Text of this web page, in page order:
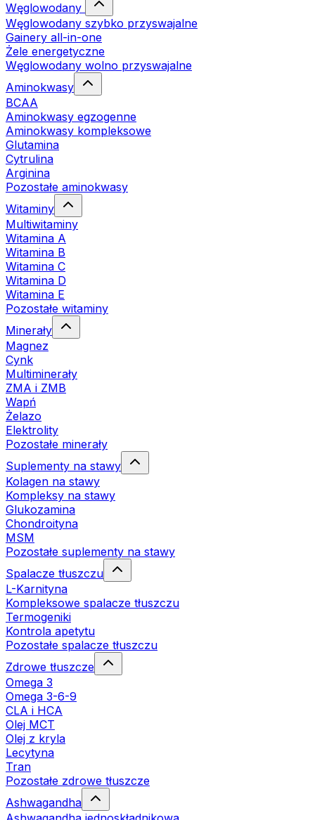
Węglowodany
Węglowodany szybko przyswajalne
Gainery all-in-one
Żele energetyczne
Węglowodany wolno przyswajalne
Aminokwasy
BCAA
Aminokwasy egzogenne
Aminokwasy kompleksowe
Glutamina
Cytrulina
Arginina
Pozostałe aminokwasy
Witaminy
Multiwitaminy
Witamina A
Witamina B
Witamina C
Witamina D
Witamina E
Pozostałe witaminy
Minerały
Magnez
Cynk
Multiminerały
ZMA i ZMB
Wapń
Żelazo
Elektrolity
Pozostałe minerały
Suplementy na stawy
Kolagen na stawy
Kompleksy na stawy
Glukozamina
Chondroityna
MSM
Pozostałe suplementy na stawy
Spalacze tłuszczu
L-Karnityna
Kompleksowe spalacze tłuszczu
Termogeniki
Kontrola apetytu
Pozostałe spalacze tłuszczu
Zdrowe tłuszcze
Omega 3
Omega 3-6-9
CLA i HCA
Olej MCT
Olej z kryla
Lecytyna
Tran
Pozostałe zdrowe tłuszcze
Ashwagandha